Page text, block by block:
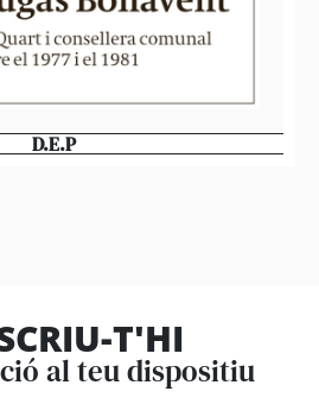
D.E.P
T'HI
al teu dispositiu